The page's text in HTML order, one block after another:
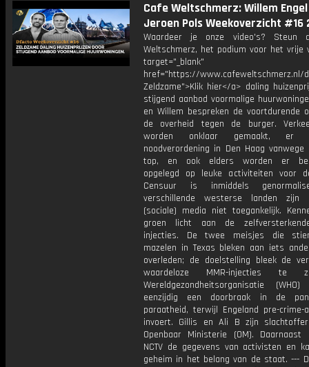
Cafe Weltschmerz: Willem
Jeroen Pols Weekoverzicht #16
Waardeer je onze video's? Steun
Weltschmerz, het podium voor het vrije
target="_blank"
href="https://www.cafeweltschmerz.nl/
Zeldzame">Klik hier</a> daling
stijgend aanbod voormalige
en Willem bespreken de voortdurende
de overheid tegen de burger.
worden onklaar gemaakt,
noodverordening in Den Haag vanwege
top, en ook elders worden er
opgelegd op leuke activiteiten voor
Censuur is inmiddels
verschillende westerse landen zijn
(sociale) media niet toegankelijk.
groen licht aan de
injecties. De twee meisjes die
mazelen in Texas bleken aan iets
overleden; de doelstelling bleek de
waardeloze MMR-injecties te
Wereldgezondheitsorganisatie
eenzijdig een doorbraak in de
paraatheid, terwijl Engeland pre-crime-
invoert. Gillis en Ali B zijn
Openbaar Ministerie (OM).
NCTV de gegevens van activisten en
geheim in het belang van de staat. ---